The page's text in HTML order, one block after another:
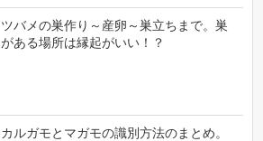
ツバメの巣作り～産卵～巣立ちまで。巣
がある場所は縁起がいい！？
カルガモとマガモの識別方法のまとめ。